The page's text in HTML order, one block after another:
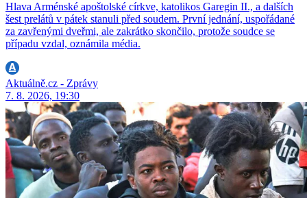
Hlava Arménské apoštolské církve, katolikos Garegin II., a dalších
šest prelátů v pátek stanuli před soudem. První jednání, uspořádané
za zavřenými dveřmi, ale zakrátko skončilo, protože soudce se
případu vzdal, oznámila média.
Aktuálně.cz - Zprávy
7. 8. 2026, 19:30